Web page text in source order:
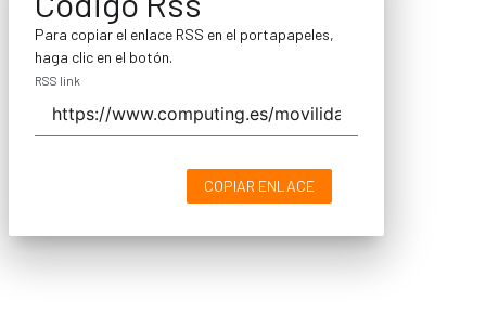
Para copiar el enlace RSS en el portapapeles,
haga clic en el botón.
RSS link
COPIAR ENLACE